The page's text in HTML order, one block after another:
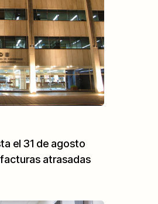
el 31 de agosto
atrasadas